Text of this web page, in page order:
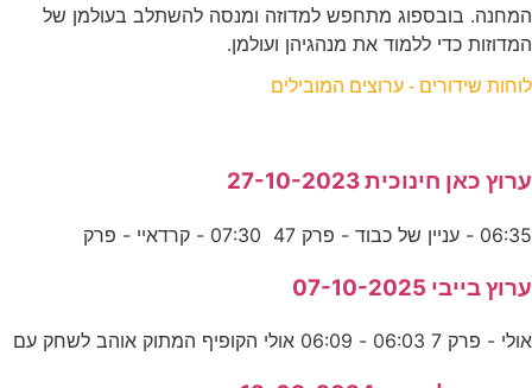
המחנה. בובספוג מתחפש למדוזה ומנסה להשתלב בעולמן של
המדוזות כדי ללמוד את מנהגיהן ועולמן.
לוחות שידורים - ערוצים המובילים
ערוץ כאן חינוכית 27-10-2023
06:35 - עניין של כבוד - פרק 47 07:30 - קרדאיי - פרק
ערוץ בייבי 07-10-2025
אולי - פרק 7 06:03 - 06:09 אולי הקופיף המתוק אוהב לשחק עם